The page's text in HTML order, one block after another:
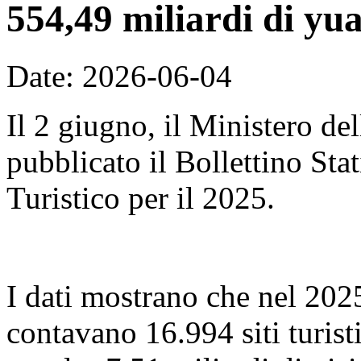
554,49 miliardi di
Date: 2026-06-04
Il 2 giugno, il Ministero
pubblicato il Bollettino
Turistico per il 2025.
I dati mostrano che nel
contavano 16.994 siti